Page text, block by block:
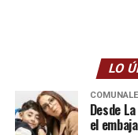
LO
Desde
el